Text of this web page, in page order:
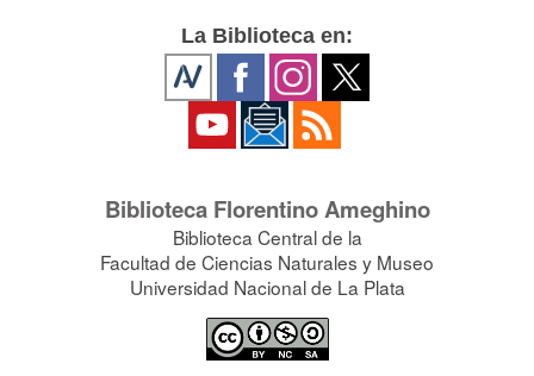
La Biblioteca en:
Biblioteca Florentino Ameghino
Biblioteca Central de la
Facultad de Ciencias Naturales y Museo
Universidad Nacional de La Plata